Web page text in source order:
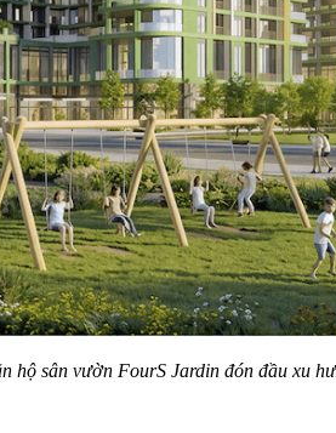
sân vườn FourS Jardin đón đầu xu